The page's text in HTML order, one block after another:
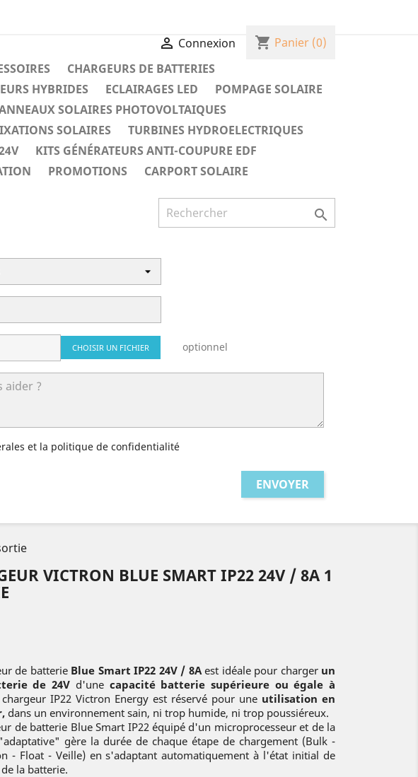
 Connexion shopping_cart Panier (0)
CHARGEURS DE BATTERIES
HYBRIDES
ECLAIRAGES LED
POMPAGE SOLAIRE
SOLAIRES PHOTOVOLTAIQUES
SOLAIRES
TURBINES HYDROELECTRIQUES
KITS GÉNÉRATEURS ANTI-COUPURE EDF
PROMOTIONS CARPORT SOLAIRE

CHOISIR UN FICHIER optionnel
et la politique de confidentialité
VICTRON BLUE SMART IP22 24V / 8A 1
de batterie Blue Smart IP22 24V / 8Aest idéale pour chargerun
de 24V d'une capacité batterie supérieure ou égale à
chargeur IP22 Victron Energy est réservé pour une utilisation en
dans un environnement sain, ni trop humide, ni trop poussiéreux.
de batterie Blue Smart IP22 équipé d'un microprocesseur et de la
gère la durée de chaque étape de chargement (Bulk -
- Float - Veille) en s'adaptant automatiquement à l'état initial de
la batterie.